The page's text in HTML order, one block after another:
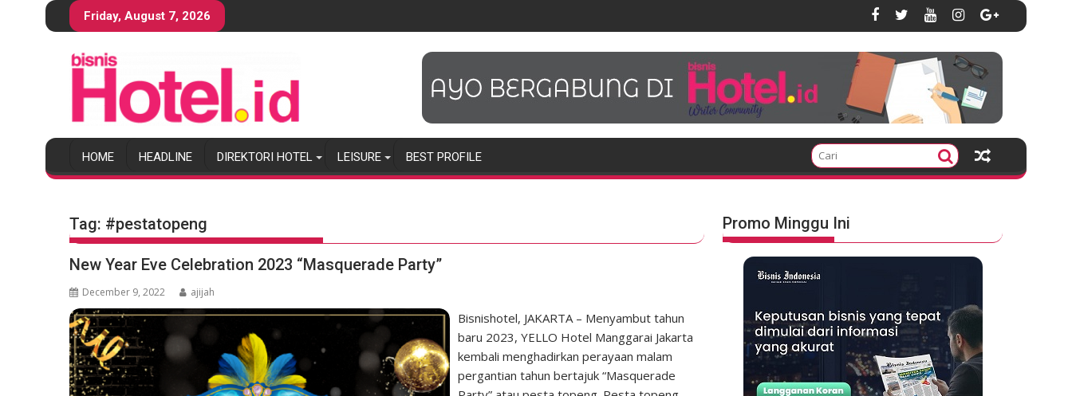
S
k
o
t
Friday, August 7, 2026
HOME HEADLINE DIREKTORI HOTEL LEISURE BEST PROFILE
Tag: #pestatopeng
New Year Eve Celebration 2023 “Masquerade Party”
December 9, 2022 ajijah
Bisnishotel, JAKARTA – Menyambut tahun
baru 2023, YELLO Hotel Manggarai Jakarta
kembali menghadirkan perayaan malam
pergantian tahun bertajuk “Masquerade
Promo Minggu Ini